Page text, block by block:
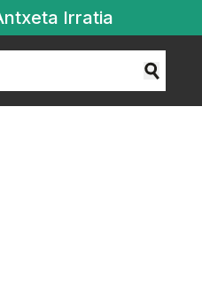
Irratia